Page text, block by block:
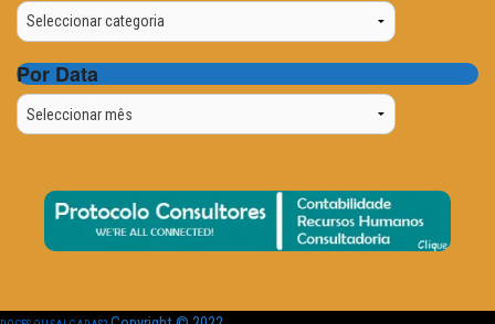
Categorias
Por Data
Por
Data